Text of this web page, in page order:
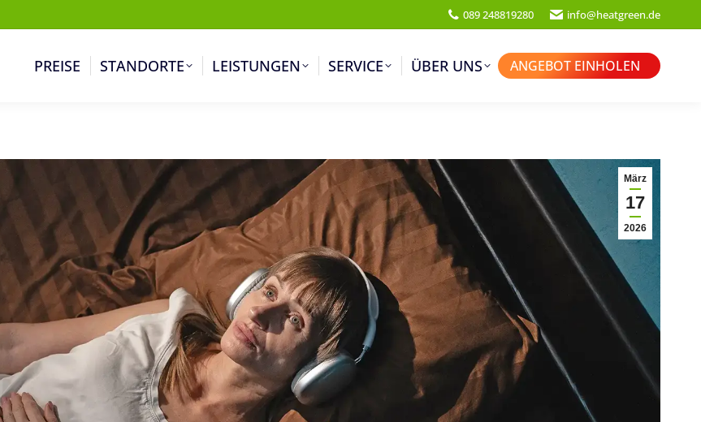
089 248819280 info@heatgreen.de
PREISE STANDORTE LEISTUNGEN SERVICE ÜBER UNS ANGEBOT EINHOLEN
März
17
2026